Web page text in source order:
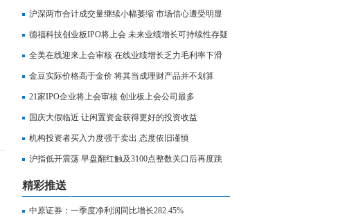
沪深两市合计成交量继续小幅萎缩 市场信心遭受明显
打击
德福科技创业板IPO将上会 未来业绩增长可持续性存疑
全美在线迎来上会审核 在线业绩增长乏力毛利率下滑
金豆实际价格高于金价 将其当成理财产品并不划算
21家IPO企业将上会审核 创业板上会公司最多
国庆大假临近 让闲置资金获得更好的投资收益
机构投资者买入力度强于卖出 态度依旧谨慎
沪指低开震荡 早盘翻红触及3100点整数关口后再度跳
水
精彩推送
中原证券：一季度净利润同比增长282.45%